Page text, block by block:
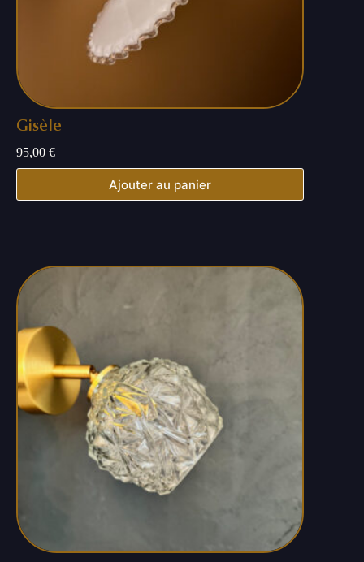
Gisèle
95,00 €
Ajouter au panier